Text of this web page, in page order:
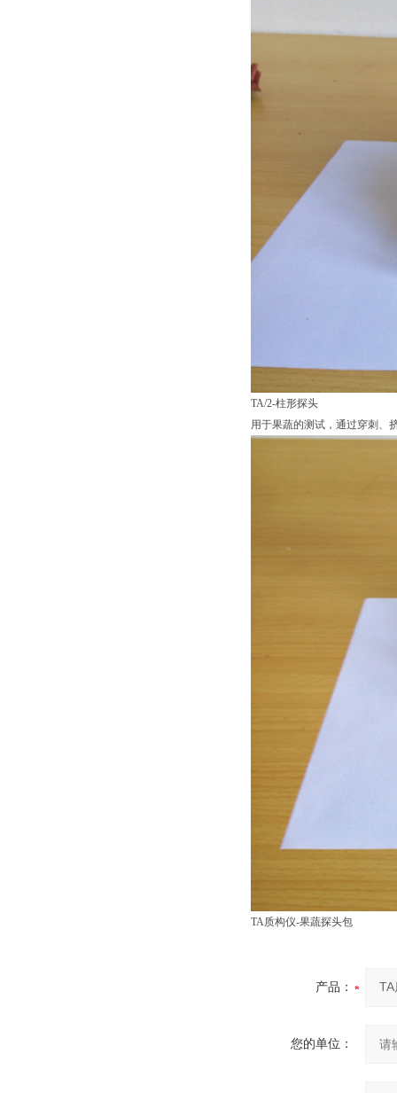
TA/2-柱形探头
用于果蔬的测试，通过穿刺、
TA质构仪-果蔬探头包
产品：
您的单位：